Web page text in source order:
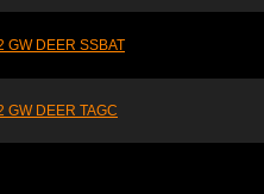
DEER SSBAT
DEER TAGC